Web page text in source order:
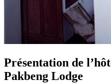
Présentation de
Pakbeng Lodge